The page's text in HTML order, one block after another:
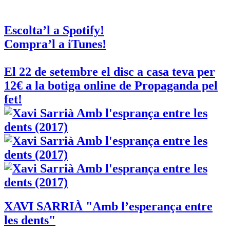
Escolta’l a Spotify!
Compra’l a iTunes!
El 22 de setembre el disc a casa teva per
12€ a la botiga online de Propaganda pel
fet!
XAVI SARRIÀ "Amb l’esperança entre
les dents"